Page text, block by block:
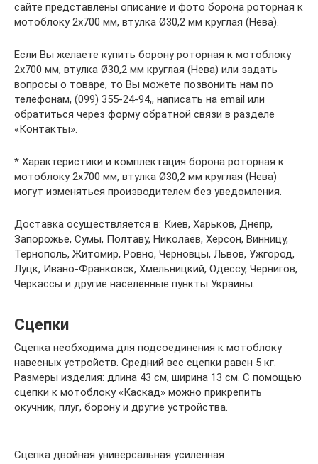
сайте представлены описание и фото борона роторная к
мотоблоку 2х700 мм, втулка Ø30,2 мм круглая (Нева).
Если Вы желаете купить борону роторная к мотоблоку
2х700 мм, втулка Ø30,2 мм круглая (Нева) или задать
вопросы о товаре, то Вы можете позвонить нам по
телефонам, (099) 355-24-94,, написать на email или
обратиться через форму обратной связи в разделе
«Контакты».
* Характеристики и комплектация борона роторная к
мотоблоку 2х700 мм, втулка Ø30,2 мм круглая (Нева)
могут изменяться производителем без уведомления.
Доставка осуществляется в: Киев, Харьков, Днепр,
Запорожье, Сумы, Полтаву, Николаев, Херсон, Винницу,
Тернополь, Житомир, Ровно, Черновцы, Львов, Ужгород,
Луцк, Ивано-Франковск, Хмельницкий, Одессу, Чернигов,
Черкассы и другие населённые пункты Украины.
Сцепки
Сцепка необходима для подсоединения к мотоблоку
навесных устройств. Средний вес сцепки равен 5 кг.
Размеры изделия: длина 43 см, ширина 13 см. С помощью
сцепки к мотоблоку «Каскад» можно прикрепить
окучник, плуг, борону и другие устройства.
Сцепка двойная универсальная усиленная